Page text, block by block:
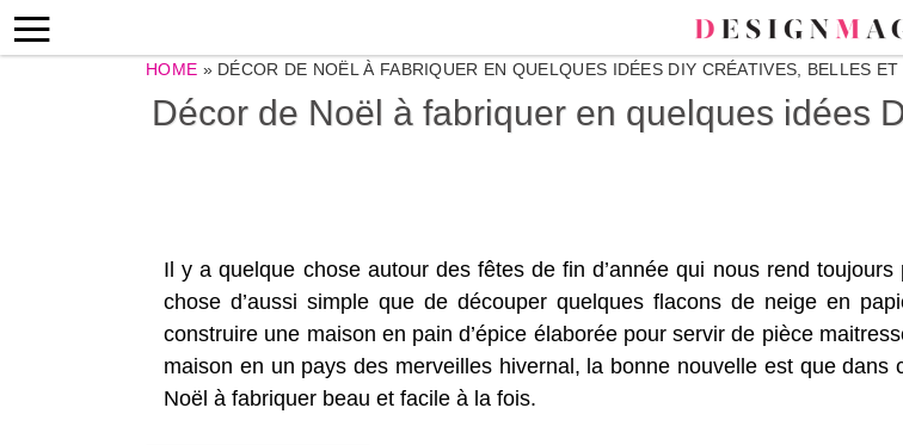
HOME » DÉCOR DE NOËL À FABRIQUER EN QUELQUES IDÉES DIY CRÉATIVES, BELLES
Décor de Noël à fabriquer en quelques idées
Il y a quelque chose autour des fêtes de fin d’année qui nous rend
chose d’aussi simple que de découper quelques flacons de neige en
construire une maison en pain d’épice élaborée pour servir de pièce
maison en un pays des merveilles hivernal, la bonne nouvelle est que
Noël à fabriquer beau et facile à la fois.